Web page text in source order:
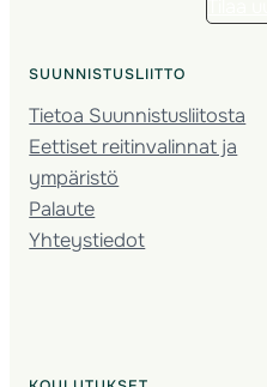
SUUNNISTUSLIITTO
Tietoa Suunnistusliitosta
Eettiset reitinvalinnat ja
ympäristö
Palaute
Yhteystiedot